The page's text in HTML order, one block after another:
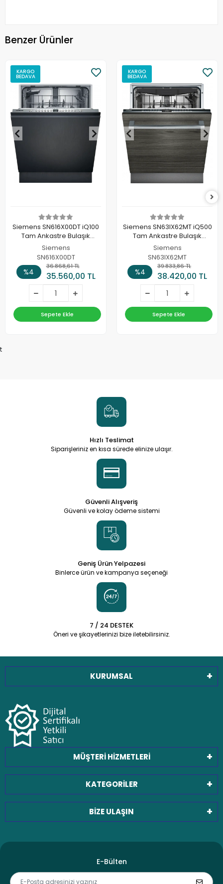
Benzer Ürünler
KARGO
BEDAVA
Siemens SN616X00DT iQ100
Tam Ankastre Bulaşık
Makinesi 60 cm
Siemens
SN616X00DT
%4
36.868,61 TL
35.560,00 TL
Sepete Ekle
KARGO
BEDAVA
Siemens SN63IX62MT iQ500
Tam Ankastre Bulaşık
Makinesi 60 cm
Siemens
SN63IX62MT
%4
39.833,86 TL
38.420,00 TL
Sepete Ekle
t
Hızlı Teslimat
Siparişleriniz en kısa sürede elinize ulaşır.
Güvenli Alışveriş
Güvenli ve kolay ödeme sistemi
Geniş Ürün Yelpazesi
Binlerce ürün ve kampanya seçeneği
7 / 24 DESTEK
Öneri ve şikayetlerinizi bize iletebilirsiniz.
KURUMSAL
MÜŞTERİ HİZMETLERİ
KATEGORİLER
BİZE ULAŞIN
E-Bülten